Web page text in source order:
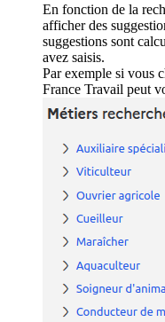
En fonction de la
afficher des
suggestions sont
avez saisis.
Par exemple si vous
France Travail peut